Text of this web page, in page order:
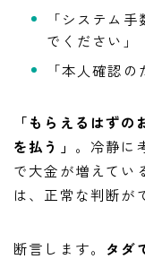
「システム
でください」
「本人確認
「もらえるはず
を払う」 。冷静に
で大金が増えてい
は、正常な判断が
断言します。 タダ